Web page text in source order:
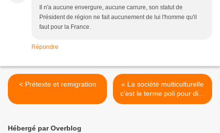
Il n'a aucune envergure, aucune carrure, son statut de
Président de région ne fait aucunement de lui l'homme qu'il
faut pour la France.
Répondre
< Prétexte et remigration
« La société multiculturelle
c’est le terme poli pour dire
la fin de la société française
Hébergé par Overblog